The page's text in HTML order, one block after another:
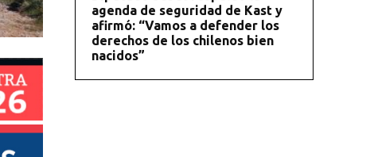
agenda de seguridad de Kast y
afirmó: “Vamos a defender los
derechos de los chilenos bien
nacidos”